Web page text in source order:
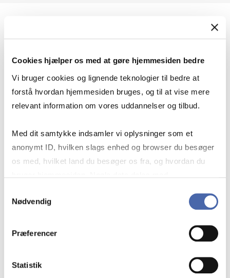
Cookies hjælper os med at gøre hjemmesiden bedre
Vi bruger cookies og lignende teknologier til bedre at
forstå hvordan hjemmesiden bruges, og til at vise mere
relevant information om vores uddannelser og tilbud.
Med dit samtykke indsamler vi oplysninger som et
anonymt ID, hvilken slags enhed og browser du besøger
os med, hvilket land du besøger os fra, og hvordan du
markedsføring. Du bestemmer selv - og kan altid trække
Nødvendig
Præferencer
Statistik
Geopolitik og businesssikkerhed
navigerer man som virksomhed?
Krigen i Ukraine